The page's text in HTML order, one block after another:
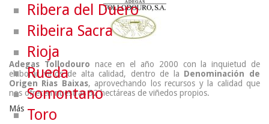
Adegas Tollodouro nace en el año 2000 con la inquietud de
elaborar vinos de alta calidad, dentro de la Denominación de
Origen Rias Baixas, aprovechando los recursos y la calidad que
nos ofrecen nuestras 52 hectáreas de viñedos propios.
Más
Ribera del Duero
Ribeira Sacra
Rioja
Rueda
Somontano
Toro